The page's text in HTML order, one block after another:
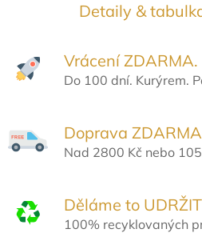
Detaily &
Vrácení ZDARMA.
Do 100 dní. Kurýrem.
Doprava
Nad 2800 Kč nebo
Děláme to
100% recyklovaných